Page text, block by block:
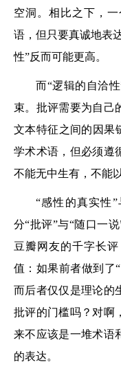
空洞。相比之下，
语，但只要真诚地表
性”反而可能更高。
而“逻辑的自洽
束。批评需要为自己
文本特征之间的因果
学术术语，但必须遵
不能无中生有，不能
“感性的真实性
分“批评”与“随口一
豆瓣网友的千字长
值：如果前者做到了
而后者仅仅是理论的
批评的门槛吗？对啊
来不应该是一堆术语
的表达。